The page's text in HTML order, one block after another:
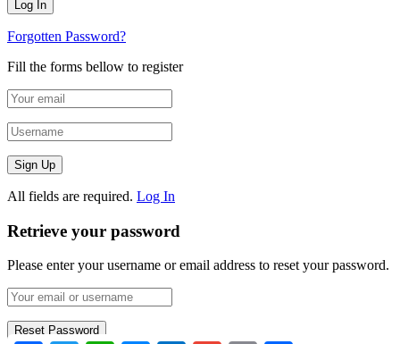
Forgotten Password?
Fill the forms bellow to register
All fields are required. Log In
Retrieve your password
Please enter your username or email address to reset your password.